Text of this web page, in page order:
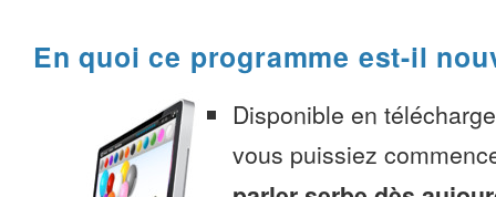
En quoi ce programme est-il
Disponible en
vous puissiez